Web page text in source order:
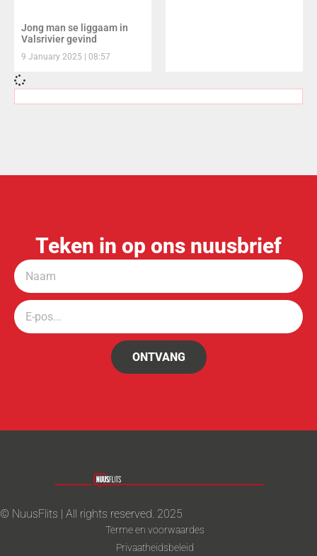
Jong man se liggaam in
Valsrivier gevind
9 January 2025 08:57
Teken in op ons nuusbrief
ONTVANG
© NuusFlits | All rights reserved. 2025
Terme en voorwaardes
Privaatheidsbeleid